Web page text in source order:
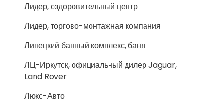
Лидер, оздоровительный центр
Лидер, торгово-монтажная компания
Липецкий банный комплекс, баня
ЛЦ-Иркутск, официальный дилер Jaguar,
Land Rover
Люкс-Авто